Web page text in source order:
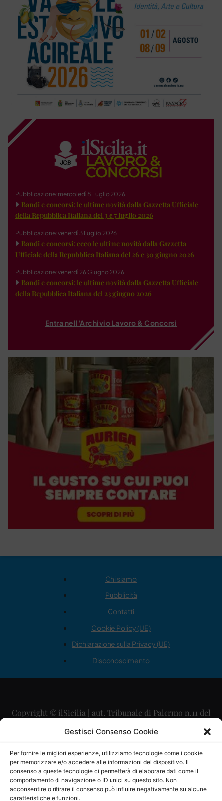
Gestisci Consenso Cookie
Per fornire le migliori esperienze, utilizziamo tecnologie come i cookie
per memorizzare e/o accedere alle informazioni del dispositivo. Il
consenso a queste tecnologie ci permetterà di elaborare dati come il
comportamento di navigazione o ID unici su questo sito. Non
acconsentire o ritirare il consenso può influire negativamente su alcune
caratteristiche e funzioni.
Pubblicazione: mercoledì 8 Luglio 2026
Bandi e concorsi: le ultime novità dalla Gazzetta Ufficiale
della Repubblica Italiana del 3 e 7 luglio 2026
Pubblicazione: venerdì 3 Luglio 2026
Bandi e concorsi: ecco le ultime novità dalla Gazzetta
Ufficiale della Repubblica Italiana del 26 e 30 giugno 2026
Pubblicazione: venerdì 26 Giugno 2026
Bandi e concorsi: le ultime novità dalla Gazzetta Ufficiale
della Repubblica Italiana del 23 giugno 2026
Entra nell'Archivio Lavoro & Concorsi
Chi siamo
Pubblicità
Contatti
Cookie Policy (UE)
Dichiarazione sulla Privacy (UE)
Disconoscimento
Copyright © ilSicilia | aut. Tribunale di Palermo n.11 del
29/09/2015
Direttore Editoriale: Maurizio Scaglione
Direttore Responsabile: Maria Calabrese